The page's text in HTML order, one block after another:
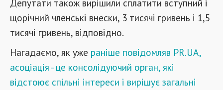
Депутати також вирішили сплатити вступний і
щорічний членські внески, 3 тисячі гривень і 1,5
тисячі гривень, відповідно.
Нагадаємо, як уже раніше повідомляв PR.UA,
асоціація - це консолідуючий орган, які
відстоює спільні інтереси і вирішує загальні